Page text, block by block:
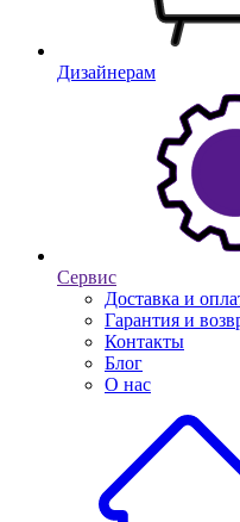
Дизайнерам
Сервис
Доставка и
Гарантия и
Контакты
Блог
О нас